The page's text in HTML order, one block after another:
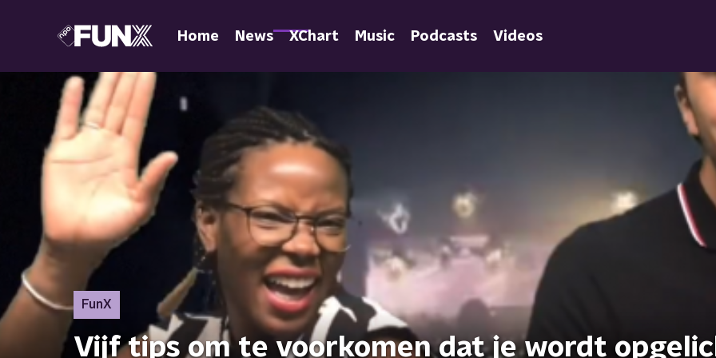
Home News XChart Music Podcasts Videos
FunX
Vijf tips om te voorkomen dat je wordt